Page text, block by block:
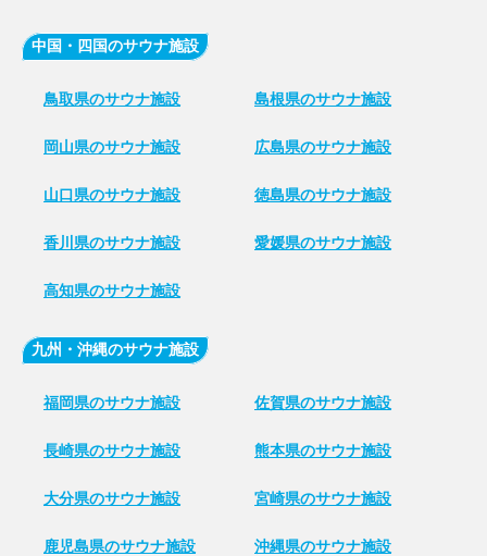
中国・四国のサウナ施設
鳥取県のサウナ施設 島根県のサウナ施設
岡山県のサウナ施設 広島県のサウナ施設
山口県のサウナ施設 徳島県のサウナ施設
香川県のサウナ施設 愛媛県のサウナ施設
高知県のサウナ施設
九州・沖縄のサウナ施設
福岡県のサウナ施設 佐賀県のサウナ施設
長崎県のサウナ施設 熊本県のサウナ施設
大分県のサウナ施設 宮崎県のサウナ施設
鹿児島県のサウナ施設 沖縄県のサウナ施設